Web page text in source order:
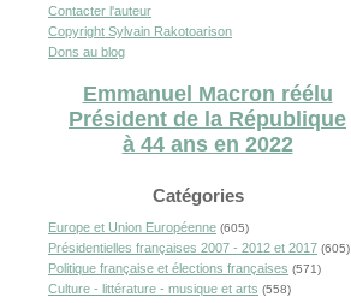
Contacter l'auteur
Copyright Sylvain Rakotoarison
Dons au blog
Emmanuel Macron réélu
Président de la République
à 44 ans en 2022
Catégories
Europe et Union Européenne (605)
Présidentielles françaises 2007 - 2012 et 2017 (605)
Politique française et élections françaises (571)
Culture - littérature - musique et arts (558)